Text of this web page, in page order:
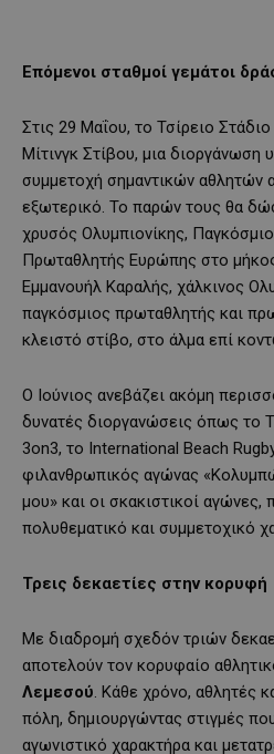
Επόμενοι σταθμοί γεμάτοι
Στις 29 Μαΐου, το Τσίρειο
Μίτινγκ Στίβου, μια διοργάνωση
συμμετοχή σημαντικών αθλητών
εξωτερικό. Το παρών τους θα
χρυσός Ολυμπιονίκης,
Πρωταθλητής Ευρώπης στο
Εμμανουήλ Καραλής, χάλκινος
παγκόσμιος πρωταθλητής και
κλειστό στίβο, στο άλμα επί
Ο Ιούνιος ανεβάζει ακόμη
δυνατές διοργανώσεις όπως το
3on3, το International Beach
φιλανθρωπικός αγώνας
μου» και οι σκακιστικοί αγώνες,
πολυθεματικό και συμμετοχικό
Τρεις δεκαετίες στην κορυφή
Με διαδρομή σχεδόν τριών
αποτελούν τον κορυφαίο
Λεμεσού. Κάθε χρόνο, αθλητές
πόλη, δημιουργώντας στιγμές
αγωνιστικό χαρακτήρα και